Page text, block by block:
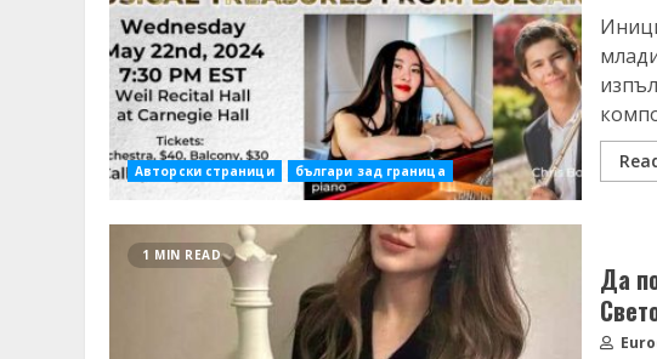
Авторски страници българи зад граница
1 MIN READ
Да